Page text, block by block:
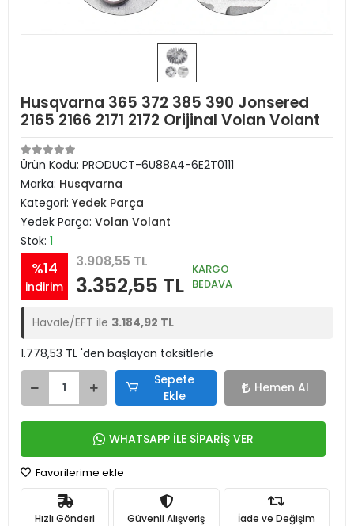
Husqvarna 365 372 385 390 Jonsered
2165 2166 2171 2172 Orijinal Volan Volant
Ürün Kodu: PRODUCT-6U88A4-6E2T0111
Marka: Husqvarna
Kategori: Yedek Parça
Yedek Parça: Volan Volant
Stok: 1
%14
indirim
3.908,55 TL
3.352,55 TL
KARGO
BEDAVA
Havale/EFT ile 3.184,92 TL
1.778,53 TL 'den başlayan taksitlerle
Sepete
Ekle
Hemen Al
WHATSAPP İLE SİPARİŞ VER
Favorilerime ekle
Hızlı Gönderi Güvenli Alışveriş İade ve Değişim